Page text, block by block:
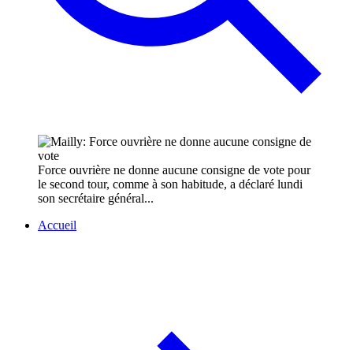
Force ouvrière ne donne aucune consigne de vote pour
le second tour, comme à son habitude, a déclaré lundi
son secrétaire général...
Accueil